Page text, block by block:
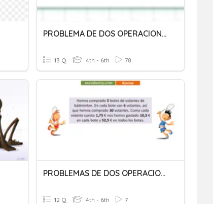
PROBLEMA DE DOS OPERACIONES: "Concurso En Clase De Inglés"
13 Q 4th - 6th 78
PROBLEMAS DE DOS OPERACIONES: "Comprando Volantes De Badminton"
12 Q 4th - 6th 7